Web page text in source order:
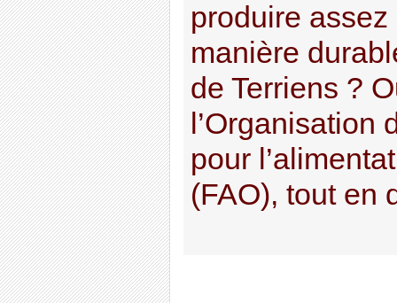
produire
manière
de Terriens ?
l’Organisation
pour
(FAO), tout en